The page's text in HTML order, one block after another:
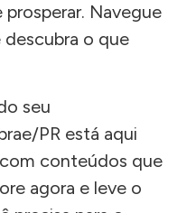
Navegue
descubra o que
seu
PR está aqui
conteúdos que
agora e leve o